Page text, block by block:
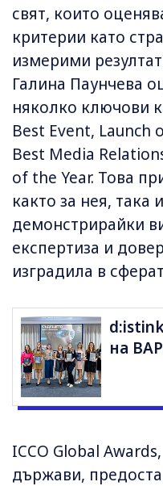
свят, които
критерии като
измерими
Галина Паунчева
няколко ключови
Best Event, Launch
Best Media
of the Year. Това
както за нея, така
демонстрирайки
експертиза и
изградила в
на
ICCO Global
държави,